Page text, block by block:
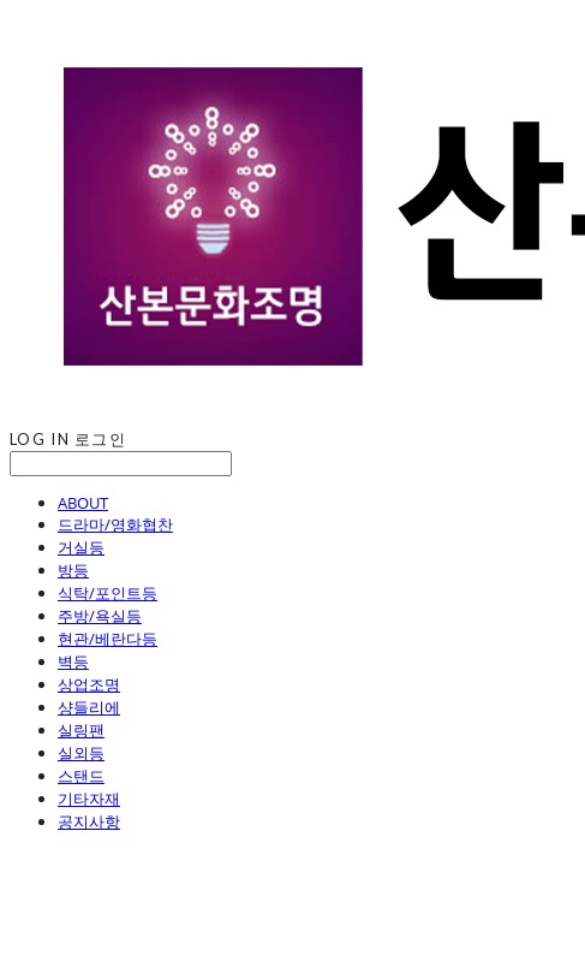
LOG IN 로그인
ABOUT
드라마/영화협찬
거실등
방등
식탁/포인트등
주방/욕실등
현관/베란다등
벽등
상업조명
샹들리에
실링팬
실외등
스탠드
기타자재
공지사항